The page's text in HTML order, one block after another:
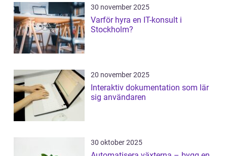
30 november 2025
Varför hyra en IT-konsult i
Stockholm?
20 november 2025
Interaktiv dokumentation som lär
sig användaren
30 oktober 2025